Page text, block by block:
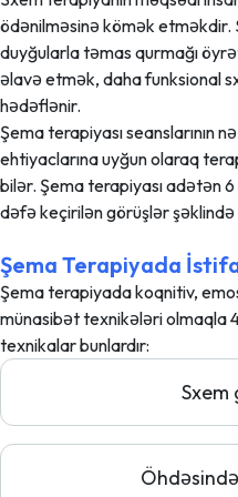
ödənilməsinə kömək etməkdir.
duyğularla təmas qurmağı
əlavə etmək, daha funksional
hədəflənir.
Şema terapiyası seanslarının
ehtiyaclarına uyğun olaraq
bilər. Şema terapiyası adətən
dəfə keçirilən görüşlər
Şema Terapiyada
Şema terapiyada koqnitiv,
münasibət texnikələri olmaqla
texnikalar bunlardır:
Sxem